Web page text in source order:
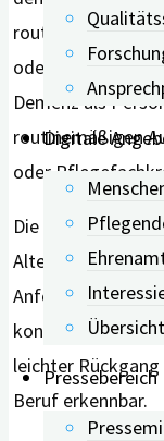
Digitale
Pressebereich
routinemäßigen
oder Postboten,
Demenz als
routinemäßigen
oder
Die
Altersspanne
Anforderungen im
konstant bleiben.
leichter
Beruf erkennbar.